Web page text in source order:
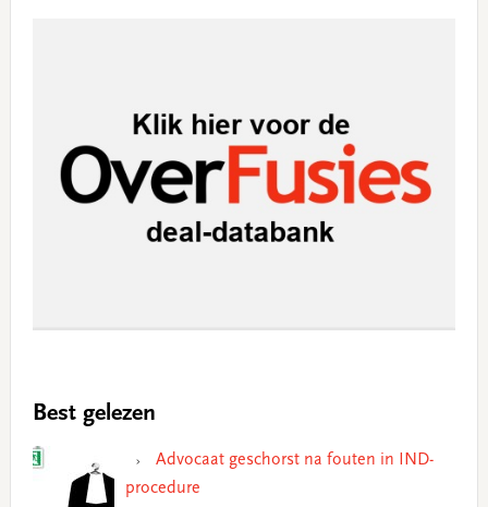
Best gelezen
Advocaat geschorst na fouten in IND-
procedure